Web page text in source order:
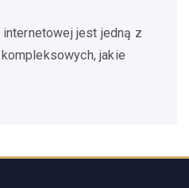
jest jedną z
jakie